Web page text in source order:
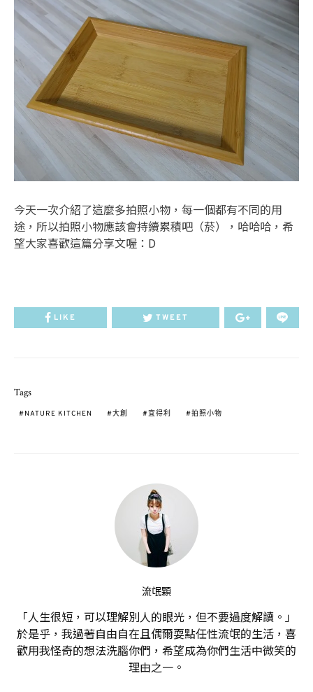
今天一次介紹了這麼多拍照小物，每一個都有不同的用
途，所以拍照小物應該會持續累積吧（菸），哈哈哈，希
望大家喜歡這篇分享文喔：D
LIKE TWEET
Tags
NATURE KITCHEN 大創 宜得利 拍照小物
流氓顆
「人生很短，可以理解別人的眼光，但不要過度解讀。」
於是乎，我過著自由自在且偶爾耍點任性流氓的生活，喜
歡用我怪奇的想法洗腦你們，希望成為你們生活中微笑的
理由之一。